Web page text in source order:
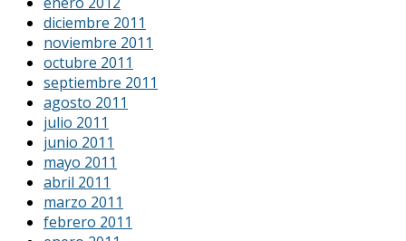
diciembre 2011
noviembre 2011
octubre 2011
septiembre 2011
agosto 2011
julio 2011
junio 2011
mayo 2011
abril 2011
marzo 2011
febrero 2011